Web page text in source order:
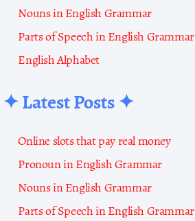
Nouns in English Grammar
Parts of Speech in English Grammar
English Alphabet
✦ Latest Posts ✦
Online slots that pay real money
Pronoun in English Grammar
Nouns in English Grammar
Parts of Speech in English Grammar